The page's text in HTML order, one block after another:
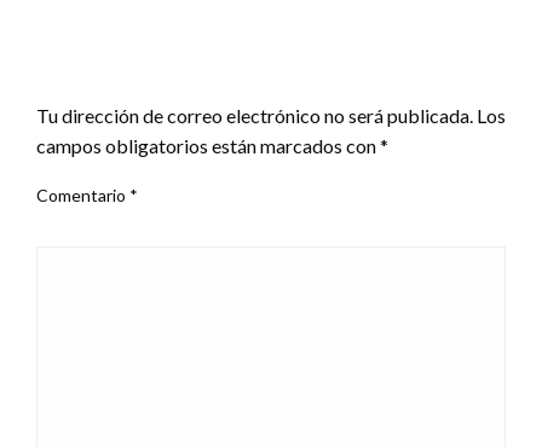
Tu dirección de correo electrónico no será publicada. Los
campos obligatorios están marcados con*
Comentario *